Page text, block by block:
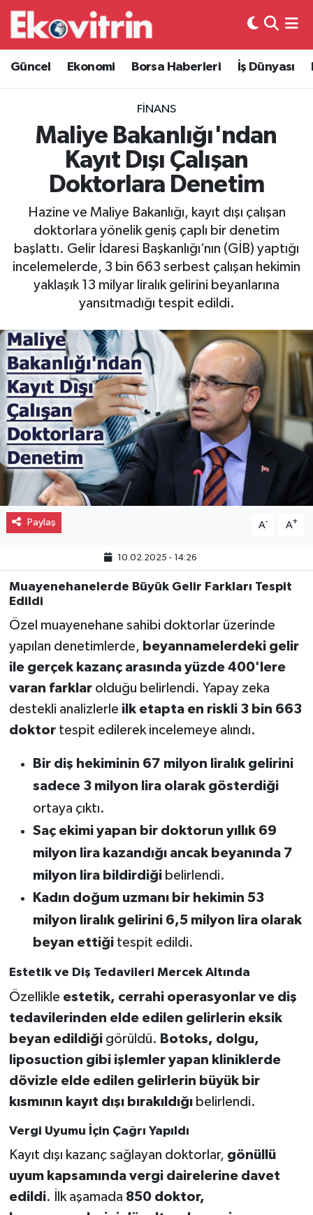
Güncel Ekonomi Borsa Haberleri İş Dünyası
FINANS
Maliye Bakanlığı'ndan
Kayıt Dışı Çalışan
Doktorlara Denetim
Hazine ve Maliye Bakanlığı, kayıt dışı çalışan
doktorlara yönelik geniş çaplı bir denetim
başlattı. Gelir İdaresi Başkanlığı’nın (GİB) yaptığı
incelemelerde, 3 bin 663 serbest çalışan hekimin
yaklaşık 13 milyar liralık gelirini beyanlarına
yansıtmadığı tespit edildi.
Paylaş A- A+
10.02.2025 - 14:26
Muayenehanelerde Büyük Gelir Farkları Tespit
Edildi
Özel muayenehane sahibi doktorlar üzerinde
yapılan denetimlerde, beyannamelerdeki gelir
ile gerçek kazanç arasında yüzde 400'lere
varan farklarolduğu belirlendi. Yapay zeka
destekli analizlerle ilk etapta en riskli 3 bin 663
doktortespit edilerek incelemeye alındı.
Bir diş hekiminin 67 milyon liralık gelirini
sadece 3 milyon lira olarak gösterdiği
ortaya çıktı.
Saç ekimi yapan bir doktorun yıllık 69
milyon lira kazandığı ancak beyanında 7
milyon lira bildirdiğibelirlendi.
Kadın doğum uzmanı bir hekimin 53
milyon liralık gelirini 6,5 milyon lira olarak
beyan ettiğitespit edildi.
Estetik ve Diş Tedavileri Mercek Altında
Özellikle estetik, cerrahi operasyonlar ve diş
tedavilerinden elde edilen gelirlerin eksik
beyan edildiğigörüldü. Botoks, dolgu,
liposuction gibi işlemler yapan kliniklerde
dövizle elde edilen gelirlerin büyük bir
kısmının kayıt dışı bırakıldığıbelirlendi.
Vergi Uyumu İçin Çağrı Yapıldı
Kayıt dışı kazanç sağlayan doktorlar, gönüllü
uyum kapsamında vergi dairelerine davet
edildi. İlk aşamada 850 doktor,
Güncel
Ekonomi
Borsa Haberleri
İş Dünyası
Lojistik
Otovitrin
Asayiş
Magazin
Gayrimenkul
Spor
Eğitim
Hava Durumu
Trafik Durumu
Süper Lig Puan Durumu ve Fikstür
Tüm Manşetler
Son Dakika Haberleri
Haber Arşivi